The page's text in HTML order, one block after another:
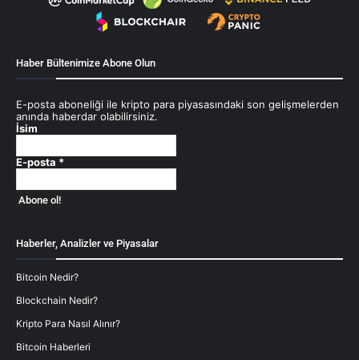
Haber Bültenimize Abone Olun
E-posta aboneliği ile kripto para piyasasındaki son gelişmelerden
anında haberdar olabilirsiniz.
İsim
E-posta *
Haberler, Analizler ve Piyasalar
Bitcoin Nedir?
Blockchain Nedir?
Kripto Para Nasıl Alınır?
Bitcoin Haberleri